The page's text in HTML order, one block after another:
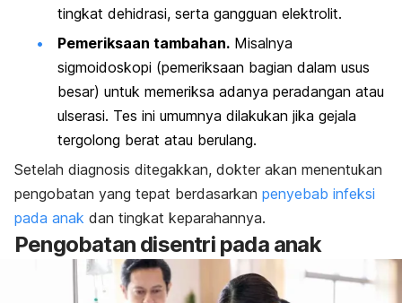
tingkat dehidrasi, serta gangguan elektrolit.
Pemeriksaan tambahan. Misalnya
sigmoidoskopi (pemeriksaan bagian dalam usus
besar) untuk memeriksa adanya peradangan atau
ulserasi. Tes ini umumnya dilakukan jika gejala
tergolong berat atau berulang.
Setelah diagnosis ditegakkan, dokter akan menentukan
pengobatan yang tepat berdasarkan penyebab infeksi
pada anak dan tingkat keparahannya.
Pengobatan disentri pada anak